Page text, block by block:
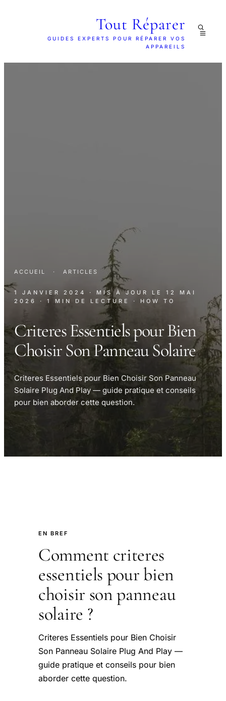
Tout Réparer
GUIDES EXPERTS POUR RÉPARER VOS
APPAREILS
ACCUEIL · ARTICLES
1 JANVIER 2024 · MIS À JOUR LE 12 MAI
2026
· 1 MIN DE LECTURE · HOW TO
Criteres Essentiels pour Bien
Choisir Son Panneau Solaire
Criteres Essentiels pour Bien Choisir Son Panneau
Solaire Plug And Play — guide pratique et conseils
pour bien aborder cette question.
EN BREF
Comment criteres
essentiels pour bien
choisir son panneau
solaire ?
Criteres Essentiels pour Bien Choisir
Son Panneau Solaire Plug And Play —
guide pratique et conseils pour bien
aborder cette question.